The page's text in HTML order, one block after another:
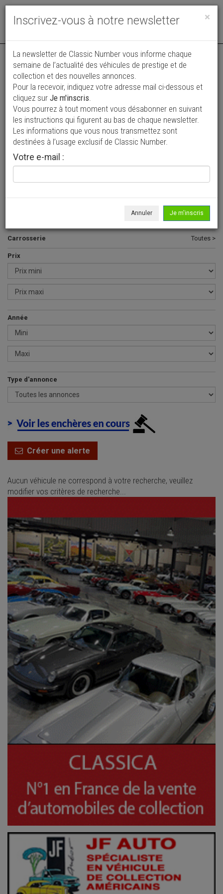
Toggle
Vos annonces vues par
plus de 4 millions de collectionneurs
Ajouter une annonce
> Rechercher un véhicule
Tous >
Carrosserie Toutes >
Prix
Année
Type d'annonce
Créer une alerte
Aucun véhicule ne correspond à votre recherche, veuillez
modifier vos critères de recherche...
×
Inscrivez-vous à notre newsletter
La newsletter de Classic Number vous informe chaque
semaine de l’actualité des véhicules de prestige et de
collection et des nouvelles annonces.
Pour la recevoir, indiquez votre adresse mail ci-dessous et
cliquez sur Je m'inscris.
Vous pourrez à tout moment vous désabonner en suivant
les instructions qui figurent au bas de chaque newsletter.
Les informations que vous nous transmettez sont
destinées à l’usage exclusif de Classic Number.
Votre e-mail :
Annuler Je m'inscris